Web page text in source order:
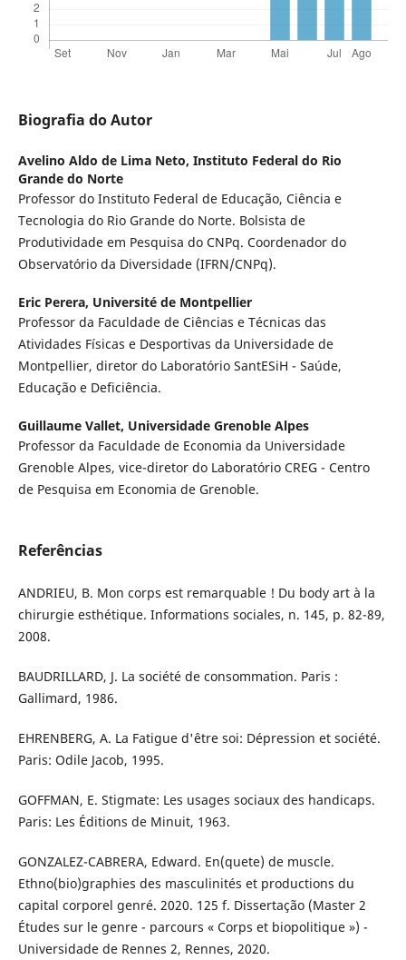
Biografia do Autor
Avelino Aldo de Lima Neto, Instituto Federal do Rio
Grande do Norte
Professor do Instituto Federal de Educação, Ciência e
Tecnologia do Rio Grande do Norte. Bolsista de
Produtividade em Pesquisa do CNPq. Coordenador do
Observatório da Diversidade (IFRN/CNPq).
Eric Perera, Université de Montpellier
Professor da Faculdade de Ciências e Técnicas das
Atividades Físicas e Desportivas da Universidade de
Montpellier, diretor do Laboratório SantESiH - Saúde,
Educação e Deficiência.
Guillaume Vallet, Universidade Grenoble Alpes
Professor da Faculdade de Economia da Universidade
Grenoble Alpes, vice-diretor do Laboratório CREG - Centro
de Pesquisa em Economia de Grenoble.
Referências
ANDRIEU, B. Mon corps est remarquable ! Du body art à la
chirurgie esthétique. Informations sociales, n. 145, p. 82-89,
2008.
BAUDRILLARD, J. La société de consommation. Paris :
Gallimard, 1986.
EHRENBERG, A. La Fatigue d'être soi: Dépression et société.
Paris: Odile Jacob, 1995.
GOFFMAN, E. Stigmate: Les usages sociaux des handicaps.
Paris: Les Éditions de Minuit, 1963.
GONZALEZ-CABRERA, Edward. En(quete) de muscle.
Ethno(bio)graphies des masculinités et productions du
capital corporel genré. 2020. 125 f. Dissertação (Master 2
Études sur le genre - parcours « Corps et biopolitique ») -
Universidade de Rennes 2, Rennes, 2020.